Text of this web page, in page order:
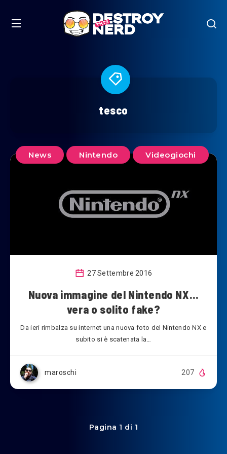
tesco
News Nintendo Videogiochi
27 Settembre 2016
Nuova immagine del Nintendo NX…
vera o solito fake?
Da ieri rimbalza su internet una nuova foto del Nintendo NX e
subito si è scatenata la…
maroschi 207
Pagina 1 di 1